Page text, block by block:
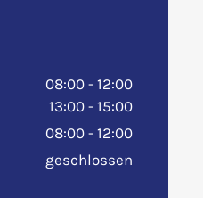
08:00 - 12:00
13:00 - 15:00
08:00 - 12:00
geschlossen